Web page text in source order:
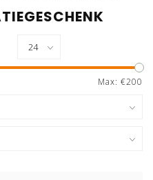
Max: €200